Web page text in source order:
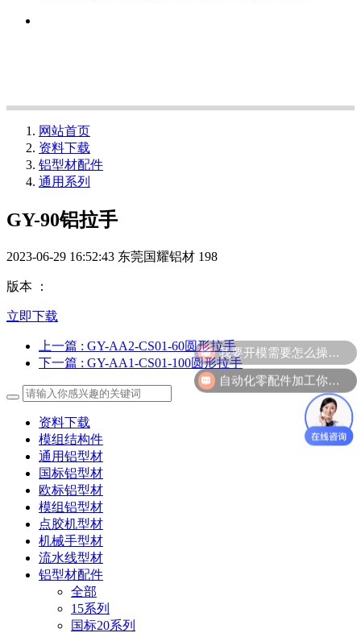
网站首页
资料下载
铝型材配件
通用系列
GY-90铝拉手
2023-06-29 16:52:43 东莞国耀铝材 198
版本 ：
立即下载
上一篇 : GY-AA2-CS01-60圆形拉手
下一篇 : GY-AA1-CS01-100圆形拉手
资料下载
模组结构件
通用铝型材
国标铝型材
欧标铝型材
模组铝型材
点胶机型材
机械手型材
流水线型材
铝型材配件
全部
15系列
国标20系列
我要开模需要怎么操作？